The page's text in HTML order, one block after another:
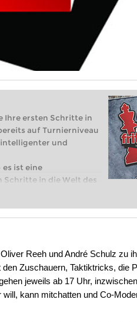
Ihre ersten Schritte in
auf Turnierniveau
intelligenter und
es ist eine
Schritte in die Welt des
spielen: Mit
Reeh und André Schulz zu
Zuschauern, Taktiktricks, die
jeweils ab 17 Uhr,
kann mitchatten und Co-